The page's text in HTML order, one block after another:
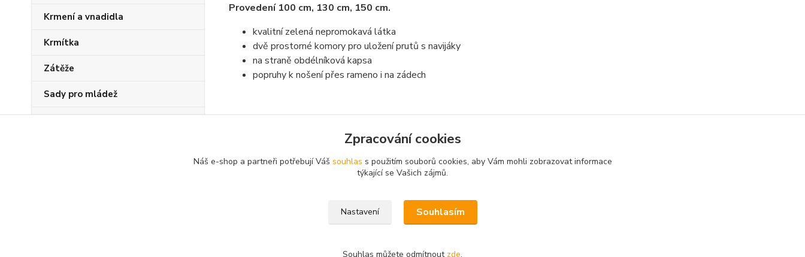
Krmení a vnadidla
Krmítka
Zátěže
Sady pro mládež
Provedení 100 cm, 130 cm, 150 cm.
kvalitní zelená nepromokavá látka
dvě prostorné komory pro uložení prutů s navijáky
na straně obdélníková kapsa
popruhy k nošení přes rameno i na zádech
Zboží zařazeno v kategoriíchZpracování cookies
Náš e-shop a partneři potřebují Váš souhlas s použitím souborů cookies, aby Vám mohli zobrazovat informace
týkající se Vašich zájmů.
Nastavení Souhlasím
Souhlas můžete odmítnout zde.